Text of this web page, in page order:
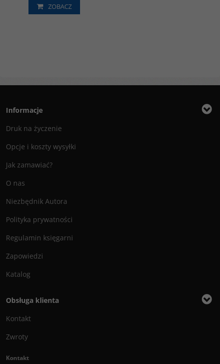
ZOBACZ
Informacje
Druk na życzenie
Opcje i koszty wysyłki
Jak zamawiać?
O nas
Niezbędnik Autora
Polityka prywatności
Regulamin księgarni
Zapowiedzi
Katalog
Obsługa klienta
Kontakt
Zwroty
Kontakt